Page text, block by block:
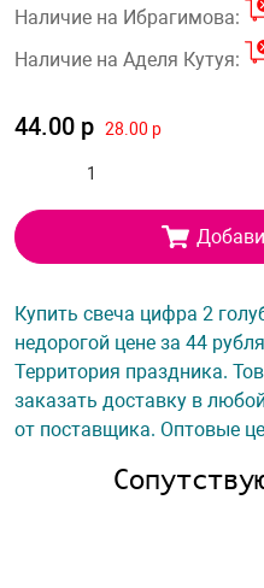
Наличие на Ибрагимова:
Наличие на Аделя Кутуя:
44.00 р 28.00 р
Купить свеча цифра 2
недорогой цене за 44
Территория праздника.
заказать доставку в
от поставщика. Оптовые